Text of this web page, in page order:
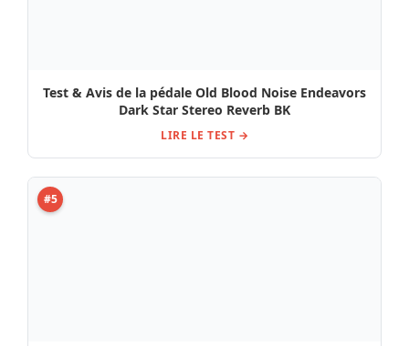
Test & Avis de la pédale Old Blood Noise Endeavors
Dark Star Stereo Reverb BK
LIRE LE TEST →
#5